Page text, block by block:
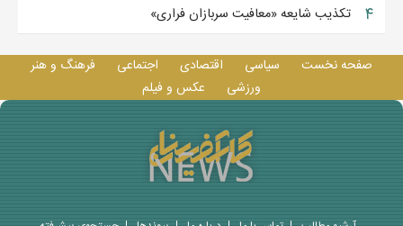
۴ تکذیب شایعه «معافیت سربازان فراری»
صفحه نخست سیاسی اقتصادی اجتماعی
فرهنگ و هنر
ورزشی
عکس و فيلم